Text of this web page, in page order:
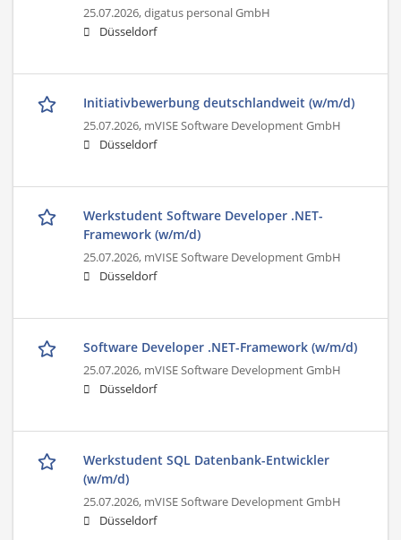
25.07.2026,digatus personal GmbH
Düsseldorf
Initiativbewerbung deutschlandweit (w/m/d)
25.07.2026, mVISE Software Development GmbH
Düsseldorf
Werkstudent Software Developer .NET-
Framework (w/m/d)
25.07.2026, mVISE Software Development GmbH
Düsseldorf
Software Developer .NET-Framework (w/m/d)
25.07.2026, mVISE Software Development GmbH
Düsseldorf
Werkstudent SQL Datenbank-Entwickler
(w/m/d)
25.07.2026, mVISE Software Development GmbH
Düsseldorf